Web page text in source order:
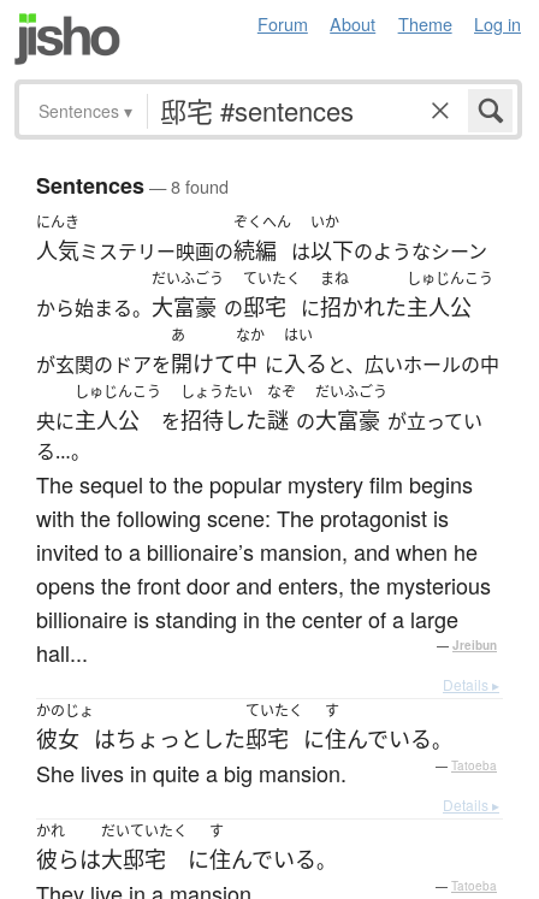
Forum About Theme Log in
Sentences ▾
Sentences— 8 found
にんき
人気ミステリー映画の
ぞくへん
続編 は
いか
以下のようなシーン
から始まる。
だいふごう
大富豪 の
ていたく
邸宅 に
まね
招かれた
しゅじんこう
主人公
が玄関のドアを
あ
開けて
なか
中 に
はい
入る と、広いホールの中
央に
しゅじんこう
主人公 を
しょうたい
招待した
なぞ
謎 の
だいふごう
大富豪 が立ってい
る…。
The sequel to the popular mystery film begins
with the following scene: The protagonist is
invited to a billionaire’s mansion, and when he
opens the front door and enters, the mysterious
billionaire is standing in the center of a large
hall...
— Jreibun
Details ▸
かのじょ
彼女 はちょっとした
ていたく
邸宅 に
す
住んでいる。
She lives in quite a big mansion. — Tatoeba
Details ▸
かれ
彼らは
だいていたく
大邸宅 に
す
住んでいる。
— Tatoeba